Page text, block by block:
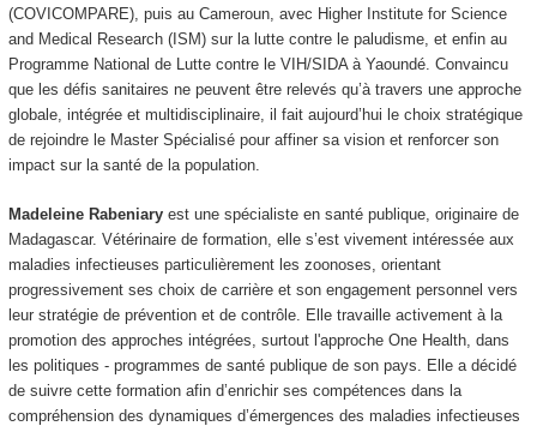
(COVICOMPARE), puis au Cameroun, avec Higher Institute for Science
and Medical Research (ISM) sur la lutte contre le paludisme, et enfin au
Programme National de Lutte contre le VIH/SIDA à Yaoundé. Convaincu
que les défis sanitaires ne peuvent être relevés qu’à travers une approche
globale, intégrée et multidisciplinaire, il fait aujourd’hui le choix stratégique
de rejoindre le Master Spécialisé pour affiner sa vision et renforcer son
impact sur la santé de la population.
Madeleine Rabeniaryest une spécialiste en santé publique, originaire de
Madagascar. Vétérinaire de formation, elle s’est vivement intéressée aux
maladies infectieuses particulièrement les zoonoses, orientant
progressivement ses choix de carrière et son engagement personnel vers
leur stratégie de prévention et de contrôle. Elle travaille activement à la
promotion des approches intégrées, surtout l'approche One Health, dans
les politiques - programmes de santé publique de son pays. Elle a décidé
de suivre cette formation afin d’enrichir ses compétences dans la
compréhension des dynamiques d’émergences des maladies infectieuses